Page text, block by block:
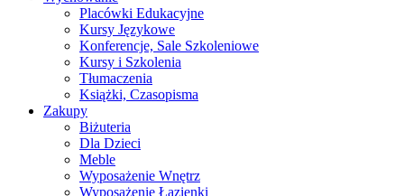
Placówki Edukacyjne
Kursy Językowe
Konferencje, Sale Szkoleniowe
Kursy i Szkolenia
Tłumaczenia
Książki, Czasopisma
Zakupy
Biżuteria
Dla Dzieci
Meble
Wyposażenie Wnętrz
Wyposażenie Łazienki